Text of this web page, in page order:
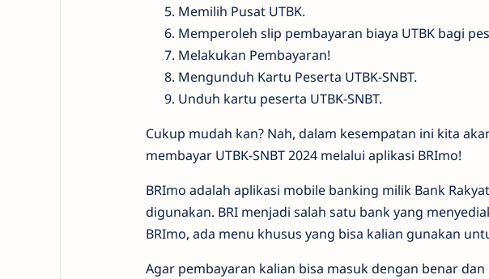
Memilih Pusat UTBK.
Memperoleh slip pembayaran biaya UTBK bagi
Melakukan Pembayaran!
Mengunduh Kartu Peserta UTBK-SNBT.
Unduh kartu peserta UTBK-SNBT.
Cukup mudah kan? Nah, dalam kesempatan ini kita
membayar UTBK-SNBT 2024 melalui aplikasi BRImo!
BRImo adalah aplikasi mobile banking milik Bank
digunakan. BRI menjadi salah satu bank yang
BRImo, ada menu khusus yang bisa kalian gunakan
Agar pembayaran kalian bisa masuk dengan benar